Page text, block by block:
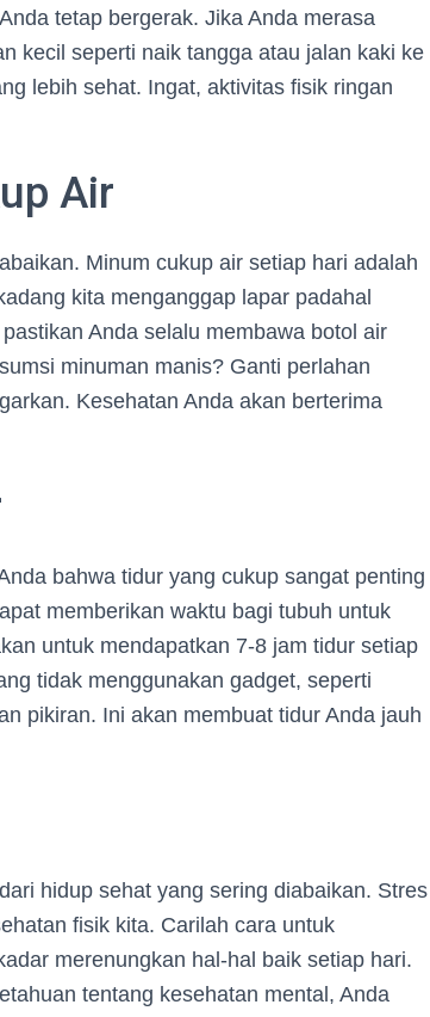
tetap bergerak. Jika Anda merasa
kecil seperti naik tangga atau jalan kaki ke
lebih sehat. Ingat, aktivitas fisik ringan
Air
Minum cukup air setiap hari adalah
kita menganggap lapar padahal
Anda selalu membawa botol air
minuman manis? Ganti perlahan
Kesehatan Anda akan berterima
bahwa tidur yang cukup sangat penting
memberikan waktu bagi tubuh untuk
untuk mendapatkan 7-8 jam tidur setiap
tidak menggunakan gadget, seperti
pikiran. Ini akan membuat tidur Anda jauh
hidup sehat yang sering diabaikan. Stres
fisik kita. Carilah cara untuk
merenungkan hal-hal baik setiap hari.
tentang kesehatan mental, Anda